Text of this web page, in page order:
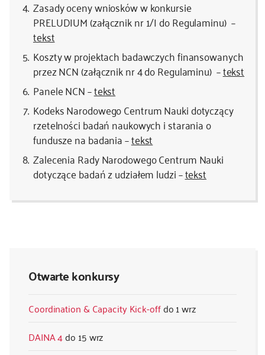
Otwarte konkursy
Coordination & Capacity Kick-off
1 wrz
DAINA 4
15 wrz
Zasady oceny wniosków w konkursie
PRELUDIUM (załącznik nr 1/I do Regulaminu) –
tekst
Koszty w projektach badawczych finansowanych
przez NCN (załącznik nr 4 do Regulaminu) –tekst
Panele NCN –tekst
Kodeks Narodowego Centrum Nauki dotyczący
rzetelności badań naukowych i starania o
fundusze na badania –tekst
Zalecenia Rady Narodowego Centrum Nauki
dotyczące badań z udziałem ludzi –tekst